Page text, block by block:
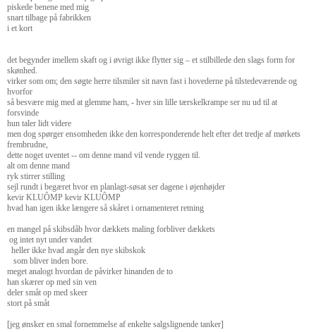
piskede benene med mig
snart tilbage på fabrikken
i et kort
det begynder imellem skaft og i øvrigt ikke flytter sig – et stilbillede den slags form for
skønhed.
virker som om; den søgte herre tilsmiler sit navn fast i hovederne på tilstedeværende og
hvorfor
så besvære mig med at glemme ham, - hver sin lille tærskelkrampe ser nu ud til at
forsvinde
hun taler lidt videre
men dog spørger ensomheden ikke den korresponderende helt efter det tredje af mørkets
frembrudne,
dette noget uventet -- om denne mand vil vende ryggen til.
alt om denne mand
ryk stirrer stilling
sejl rundt i begæret hvor en planlagt-søsat ser dagene i øjenhøjder
kevir KLUÔMP kevir KLUÔMP
hvad han igen ikke længere så skåret i ornamenteret retning
en mangel på skibsdåb hvor dækkets maling forbliver dækkets
og intet nyt under vandet
heller ikke hvad angår den nye skibskok
som bliver inden bore.
meget analogt hvordan de påvirker hinanden de to
han skærer op med sin ven
deler småt op med skeer
stort på småt
[jeg ønsker en smal fornemmelse af enkelte salgslignende tanker]